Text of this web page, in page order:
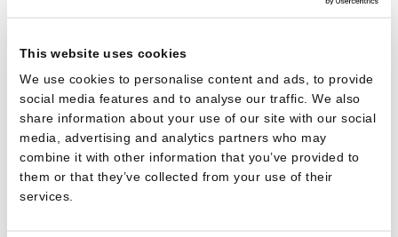
This website uses cookies
We use cookies to personalise content and ads, to provide
social media features and to analyse our traffic. We also
share information about your use of our site with our social
media, advertising and analytics partners who may
combine it with other information that you’ve provided to
them or that they’ve collected from your use of their
services.